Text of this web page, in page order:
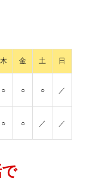
木 金 土 日
○ ○ ○ ／
○ ○ ／ ／